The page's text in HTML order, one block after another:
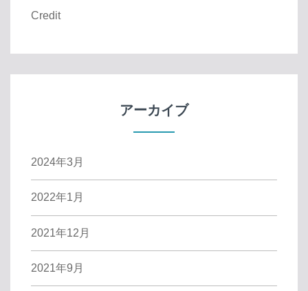
Credit
アーカイブ
2024年3月
2022年1月
2021年12月
2021年9月